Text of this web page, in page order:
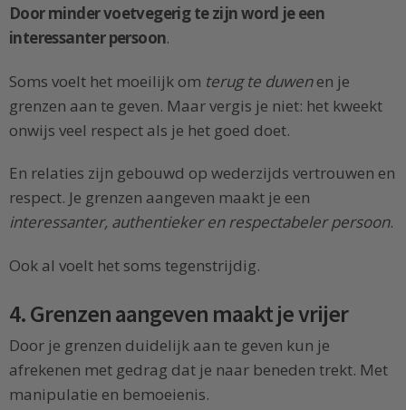
Door minder voetvegerig te zijn word je een
interessanter persoon.
Soms voelt het moeilijk om terug te duwenen je
grenzen aan te geven. Maar vergis je niet: het kweekt
onwijs veel respect als je het goed doet.
En relaties zijn gebouwd op wederzijds vertrouwen en
respect. Je grenzen aangeven maakt je een
interessanter, authentieker en respectabeler persoon.
Ook al voelt het soms tegenstrijdig.
4. Grenzen aangeven maakt je vrijer
Door je grenzen duidelijk aan te geven kun je
afrekenen met gedrag dat je naar beneden trekt. Met
manipulatie en bemoeienis.